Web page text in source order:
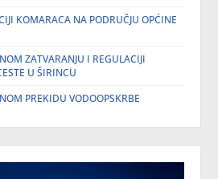
KOMARACA NA PODRUČJU OPĆINE
ZATVARANJU I REGULACIJI
U ŠIRINCU
PREKIDU VODOOPSKRBE